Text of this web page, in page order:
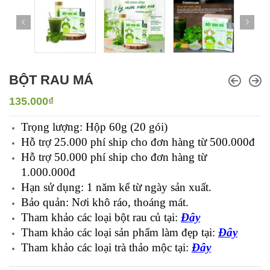
BỘT RAU MÁ
135.000₫
Trọng lượng: Hộp 60g (20 gói)
Hỗ trợ 25.000 phí ship cho đơn hàng từ 500.000đ
Hỗ trợ 50.000 phí ship cho đơn hàng từ
1.000.000đ
Hạn sử dụng: 1 năm kể từ ngày sản xuất.
Bảo quản: Nơi khô ráo, thoáng mát.
Tham khảo các loại bột rau củ tại: Đây
Tham khảo các loại sản phẩm làm đẹp tại: Đây
Tham khảo các loại trà thảo mộc tại: Đây